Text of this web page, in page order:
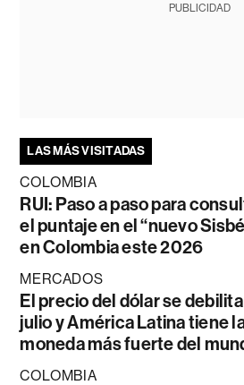
PUBLICIDAD
LAS MÁS VISITADAS
COLOMBIA
RUI: Paso a paso para
el puntaje en el “nuevo
en Colombia este 2026
MERCADOS
El precio del dólar se
julio y América Latina tiene
moneda más fuerte del
COLOMBIA